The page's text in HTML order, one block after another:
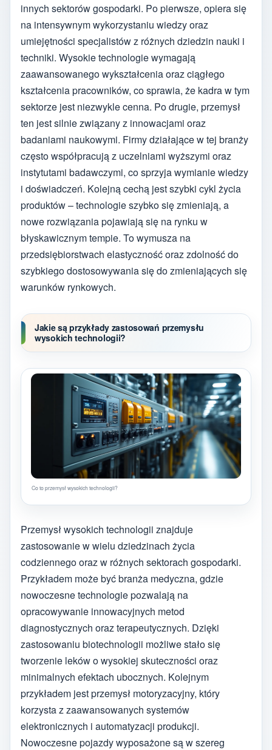
innych sektorów gospodarki. Po pierwsze, opiera się
na intensywnym wykorzystaniu wiedzy oraz
umiejętności specjalistów z różnych dziedzin nauki i
techniki. Wysokie technologie wymagają
zaawansowanego wykształcenia oraz ciągłego
kształcenia pracowników, co sprawia, że kadra w tym
sektorze jest niezwykle cenna. Po drugie, przemysł
ten jest silnie związany z innowacjami oraz
badaniami naukowymi. Firmy działające w tej branży
często współpracują z uczelniami wyższymi oraz
instytutami badawczymi, co sprzyja wymianie wiedzy
i doświadczeń. Kolejną cechą jest szybki cykl życia
produktów – technologie szybko się zmieniają, a
nowe rozwiązania pojawiają się na rynku w
błyskawicznym tempie. To wymusza na
przedsiębiorstwach elastyczność oraz zdolność do
szybkiego dostosowywania się do zmieniających się
warunków rynkowych.
Jakie są przykłady zastosowań przemysłu
wysokich technologii?
Co to przemysł wysokich technologii?
Przemysł wysokich technologii znajduje
zastosowanie w wielu dziedzinach życia
codziennego oraz w różnych sektorach gospodarki.
Przykładem może być branża medyczna, gdzie
nowoczesne technologie pozwalają na
opracowywanie innowacyjnych metod
diagnostycznych oraz terapeutycznych. Dzięki
zastosowaniu biotechnologii możliwe stało się
tworzenie leków o wysokiej skuteczności oraz
minimalnych efektach ubocznych. Kolejnym
przykładem jest przemysł motoryzacyjny, który
korzysta z zaawansowanych systemów
elektronicznych i automatyzacji produkcji.
Nowoczesne pojazdy wyposażone są w szereg